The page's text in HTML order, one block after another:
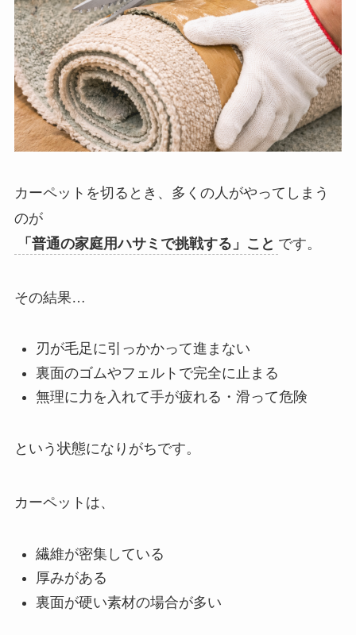
カーペットを切るとき、多くの人がやってしまう
のが
「普通の家庭用ハサミで挑戦する」こと です。
その結果…
刃が毛足に引っかかって進まない
裏面のゴムやフェルトで完全に止まる
無理に力を入れて手が疲れる・滑って危険
という状態になりがちです。
カーペットは、
繊維が密集している
厚みがある
裏面が硬い素材の場合が多い